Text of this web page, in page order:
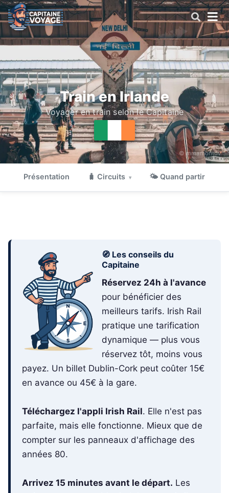
Train en Irlande
Voyager en train selon le Capitaine
© mmamontov
Présentation 🧳 Circuits ▾ 🌤 Quand partir
🧭 Les conseils du
Capitaine
Réservez 24h à l'avance
pour bénéficier des
meilleurs tarifs. Irish Rail
pratique une tarification
dynamique — plus vous
réservez tôt, moins vous
payez. Un billet Dublin-Cork peut coûter 15€
en avance ou 45€ à la gare.
Téléchargez l'appli Irish Rail. Elle n'est pas
parfaite, mais elle fonctionne. Mieux que de
compter sur les panneaux d'affichage des
années 80.
Arrivez 15 minutes avant le départ. Les